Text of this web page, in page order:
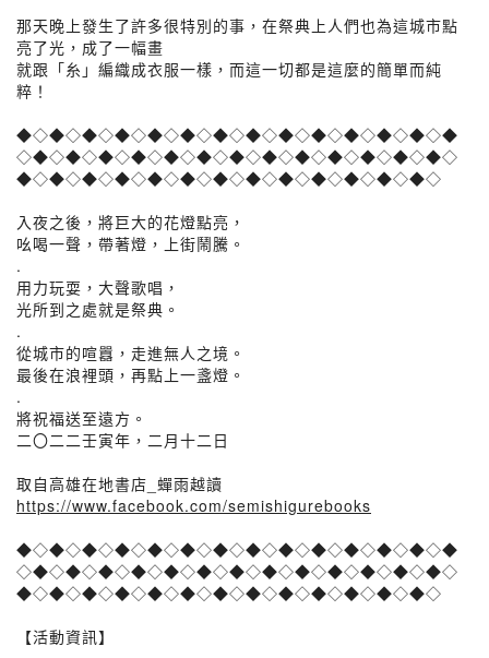
那天晚上發生了許多很特別的事，在祭典上人們也為這城市點
亮了光，成了一幅畫
就跟「糸」編織成衣服一樣，而這一切都是這麼的簡單而純
粹！
◆◇◆◇◆◇◆◇◆◇◆◇◆◇◆◇◆◇◆◇◆◇◆◇◆◇◆
◇◆◇◆◇◆◇◆◇◆◇◆◇◆◇◆◇◆◇◆◇◆◇◆◇◆◇
◆◇◆◇◆◇◆◇◆◇◆◇◆◇◆◇◆◇◆◇◆◇◆◇◆◇
入夜之後，將巨大的花燈點亮，
吆喝一聲，帶著燈，上街鬧騰。
.
用力玩耍，大聲歌唱，
光所到之處就是祭典。
.
從城市的喧囂，走進無人之境。
最後在浪裡頭，再點上一盞燈。
.
將祝福送至遠方。
二〇二二壬寅年，二月十二日
取自高雄在地書店_蟬雨越讀
https://www.facebook.com/semishigurebooks
◆◇◆◇◆◇◆◇◆◇◆◇◆◇◆◇◆◇◆◇◆◇◆◇◆◇◆
◇◆◇◆◇◆◇◆◇◆◇◆◇◆◇◆◇◆◇◆◇◆◇◆◇◆◇
◆◇◆◇◆◇◆◇◆◇◆◇◆◇◆◇◆◇◆◇◆◇◆◇◆◇
【活動資訊】